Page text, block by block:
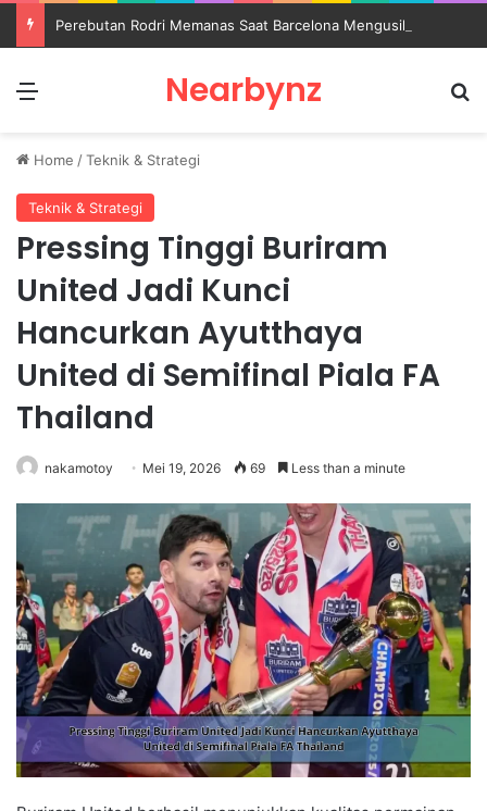
Nearbynz
Home /Teknik & Strategi
Teknik & Strategi
Pressing Tinggi Buriram
United Jadi Kunci
Hancurkan Ayutthaya
United di Semifinal Piala FA
Thailand
nakamotoy Mei 19, 2026 69 Less than a minute